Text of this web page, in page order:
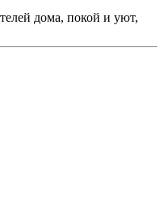
дома, покой и уют,